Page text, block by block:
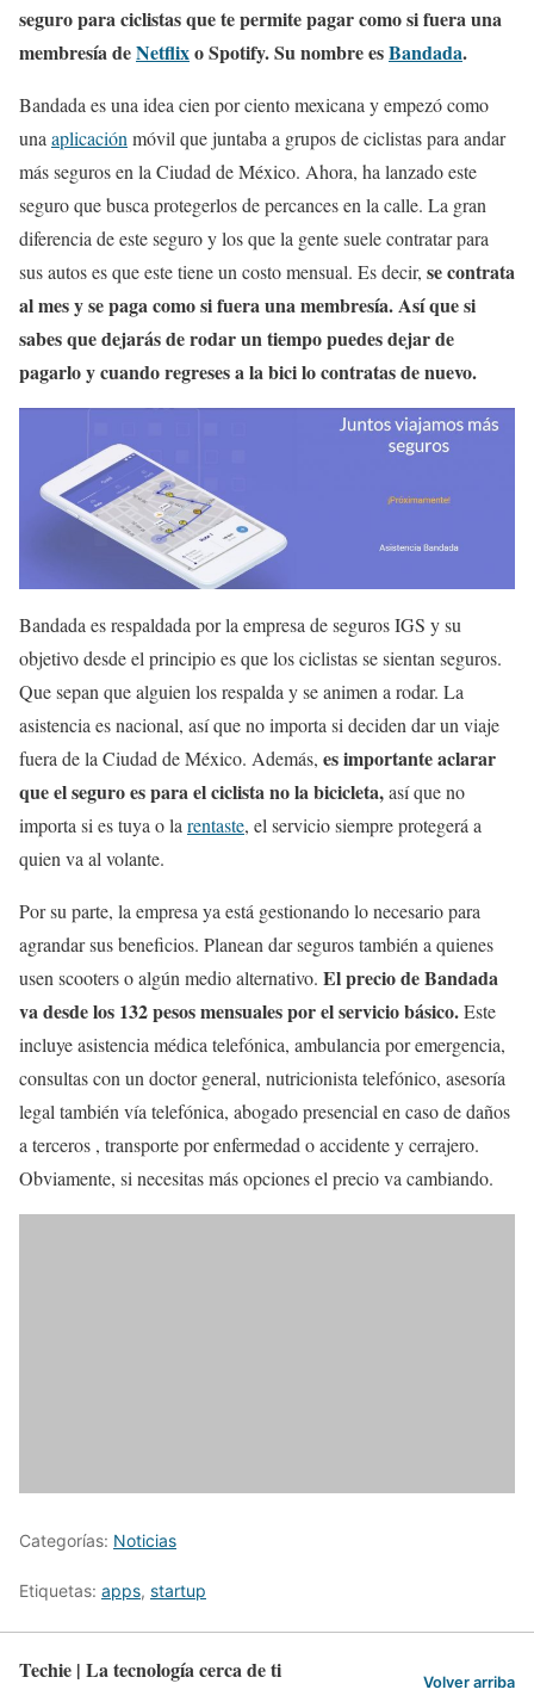
seguro para ciclistas que te permite pagar como si fuera una
membresía deNetflixo Spotify. Su nombre esBandada.
Bandada es una idea cien por ciento mexicana y empezó como
una aplicación móvil que juntaba a grupos de ciclistas para andar
más seguros en la Ciudad de México. Ahora, ha lanzado este
seguro que busca protegerlos de percances en la calle. La gran
diferencia de este seguro y los que la gente suele contratar para
sus autos es que este tiene un costo mensual. Es decir, se contrata
al mes y se paga como si fuera una membresía. Así que si
sabes que dejarás de rodar un tiempo puedes dejar de
pagarlo y cuando regreses a la bici lo contratas de nuevo.
Bandada es respaldada por la empresa de seguros IGS y su
objetivo desde el principio es que los ciclistas se sientan seguros.
Que sepan que alguien los respalda y se animen a rodar. La
asistencia es nacional, así que no importa si deciden dar un viaje
fuera de la Ciudad de México. Además, es importante aclarar
que el seguro es para el ciclista no la bicicleta,así que no
importa si es tuya o la rentaste, el servicio siempre protegerá a
quien va al volante.
Por su parte, la empresa ya está gestionando lo necesario para
agrandar sus beneficios. Planean dar seguros también a quienes
usen scooters o algún medio alternativo. El precio de Bandada
va desde los 132 pesos mensuales por el servicio básico.Este
incluye asistencia médica telefónica, ambulancia por emergencia,
consultas con un doctor general, nutricionista telefónico, asesoría
legal también vía telefónica, abogado presencial en caso de daños
a terceros , transporte por enfermedad o accidente y cerrajero.
Obviamente, si necesitas más opciones el precio va cambiando.
Categorías: Noticias
Etiquetas: apps, startup
Techie | La tecnología cerca de ti Volver arriba